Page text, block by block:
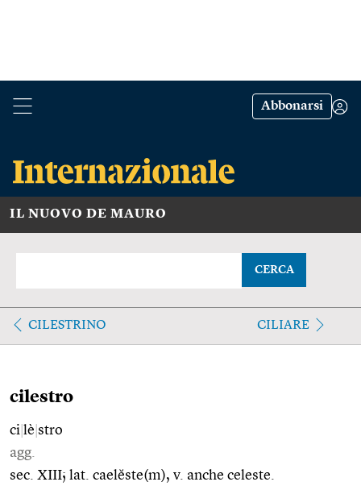
Abbonarsi
IL NUOVO DE MAURO
CERCA
CILESTRINO CILIARE
cilestro
ci lè stro
agg.
sec. XIII; lat. caelĕste(m), v. anche celeste.